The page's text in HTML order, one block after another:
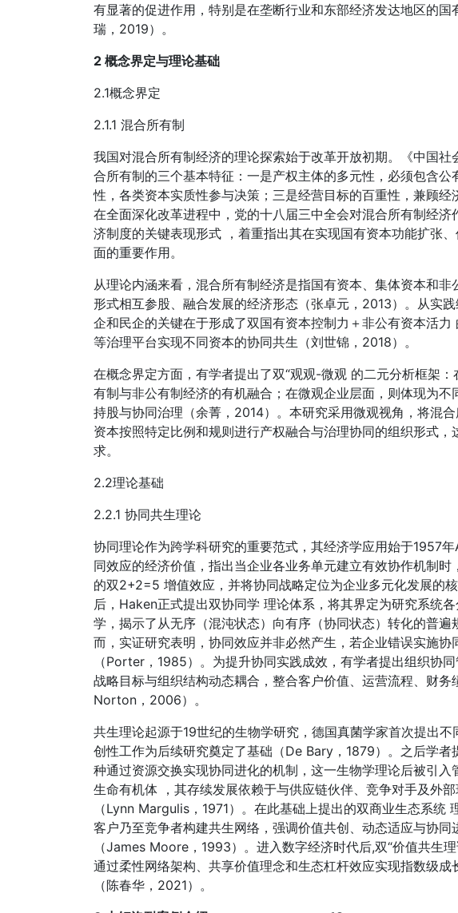
有显著的促进作用，特别是在垄断行业和东部经济发达地区的
瑞，2019）。
2 概念界定与理论基础
2.1概念界定
2.1.1 混合所有制
我国对混合所有制经济的理论探索始于改革开放初期。《中国
合所有制的三个基本特征：一是产权主体的多元性，必须包含
性，各类资本实质性参与决策；三是经营目标的百重性，兼顾经
在全面深化改革进程中，党的十八届三中全会对混合所有制经
济制度的关键表现形式 ，着重指出其在实现国有资本功能扩张
面的重要作用。
从理论内涵来看，混合所有制经济是指国有资本、集体资本和
形式相互参股、融合发展的经济形态（张卓元，2013）。从实
企和民企的关键在于形成了双国有资本控制力＋非公有资本活
等治理平台实现不同资本的协同共生（刘世锦，2018）。
在概念界定方面，有学者提出了双“观观-微观 的二元分析框架
有制与非公有制经济的有机融合；在微观企业层面，则体现为不
持股与协同治理（余菁，2014）。本研究采用微观视角，将混
资本按照特定比例和规则进行产权融合与治理协同的组织形式
求。
2.2理论基础
2.2.1 协同共生理论
协同理论作为跨学科研究的重要范式，其经济学应用始于1957
同效应的经济价值，指出当企业各业务单元建立有效协作机制
的双2+2=5 增值效应，并将协同战略定位为企业多元化发展的
后，Haken正式提出双协同学 理论体系，将其界定为研究系统
学，揭示了从无序（混沌状态）向有序（协同状态）转化的普
而，实证研究表明，协同效应并非必然产生，若企业错误实施
（Porter，1985）。为提升协同实践成效，有学者提出组织协
战略目标与组织结构动态耦合，整合客户价值、运营流程、财
Norton，2006）。
共生理论起源于19世纪的生物学研究，德国真菌学家首次提出
创性工作为后续研究奠定了基础（De Bary，1879）。之后学
种通过资源交换实现协同进化的机制，这一生物学理论后被引
生命有机体 ，其存续发展依赖于与供应链伙伴、竞争对手及外
（Lynn Margulis，1971）。在此基础上提出的双商业生态系统
客户乃至竞争者构建共生网络，强调价值共创、动态适应与协
（James Moore，1993）。进入数字经济时代后,双“价值共生
通过柔性网络架构、共享价值理念和生态杠杆效应实现指数级
（陈春华，2021）。